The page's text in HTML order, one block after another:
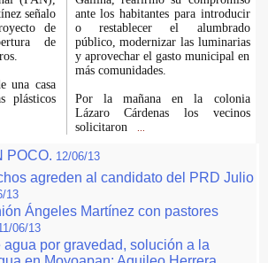
señalo
de
de
una casa
plásticos
ante los habitantes para introducir
o restablecer el alumbrado
público, modernizar las luminarias
y aprovechar el gasto municipal en
más comunidades.
Por la mañana en la colonia
Lázaro Cárdenas los vecinos
solicitaron
POCO. 12/06/13
agreden al candidato del PRD Julio
13
Ángeles Martínez con pastores
06/13
agua por gravedad, solución a la